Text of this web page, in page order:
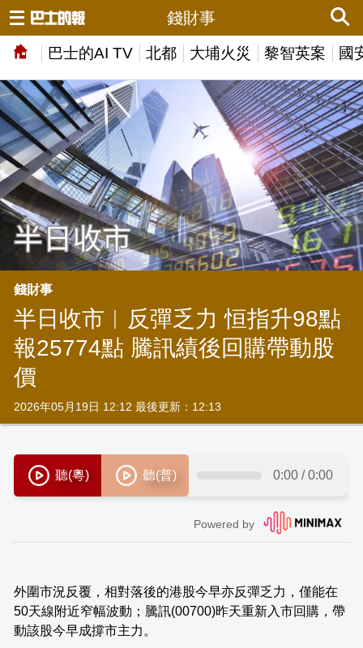
巴士的AI TV 北都 大埔火災 黎智英案 國
錢財事
錢財事
半日收市︱反彈乏力 恒指升98點
報25774點 騰訊績後回購帶動股
價
2026年05月19日 12:12 最後更新：12:13
外圍市況反覆，相對落後的港股今早亦反彈乏力，僅能在
50天線附近窄幅波動；騰訊(00700)昨天重新入市回購，帶
動該股今早成撐市主力。